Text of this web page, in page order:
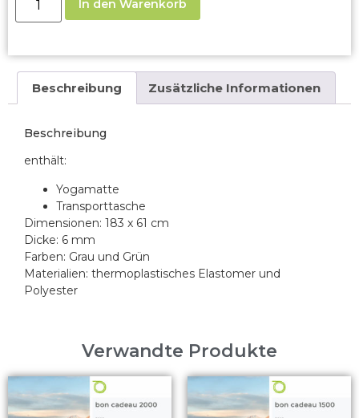
In den Warenkorb
Beschreibung Zusätzliche Informationen
Beschreibung
enthält:
Yogamatte
Transporttasche
Dimensionen: 183 x 61 cm
Dicke: 6 mm
Farben: Grau und Grün
Materialien: thermoplastisches Elastomer und
Polyester
Verwandte Produkte